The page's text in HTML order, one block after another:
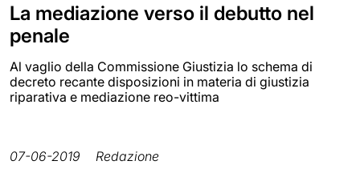
La mediazione verso il debutto nel
penale
Al vaglio della Commissione Giustizia lo schema di
decreto recante disposizioni in materia di giustizia
riparativa e mediazione reo-vittima
07-06-2019 Redazione